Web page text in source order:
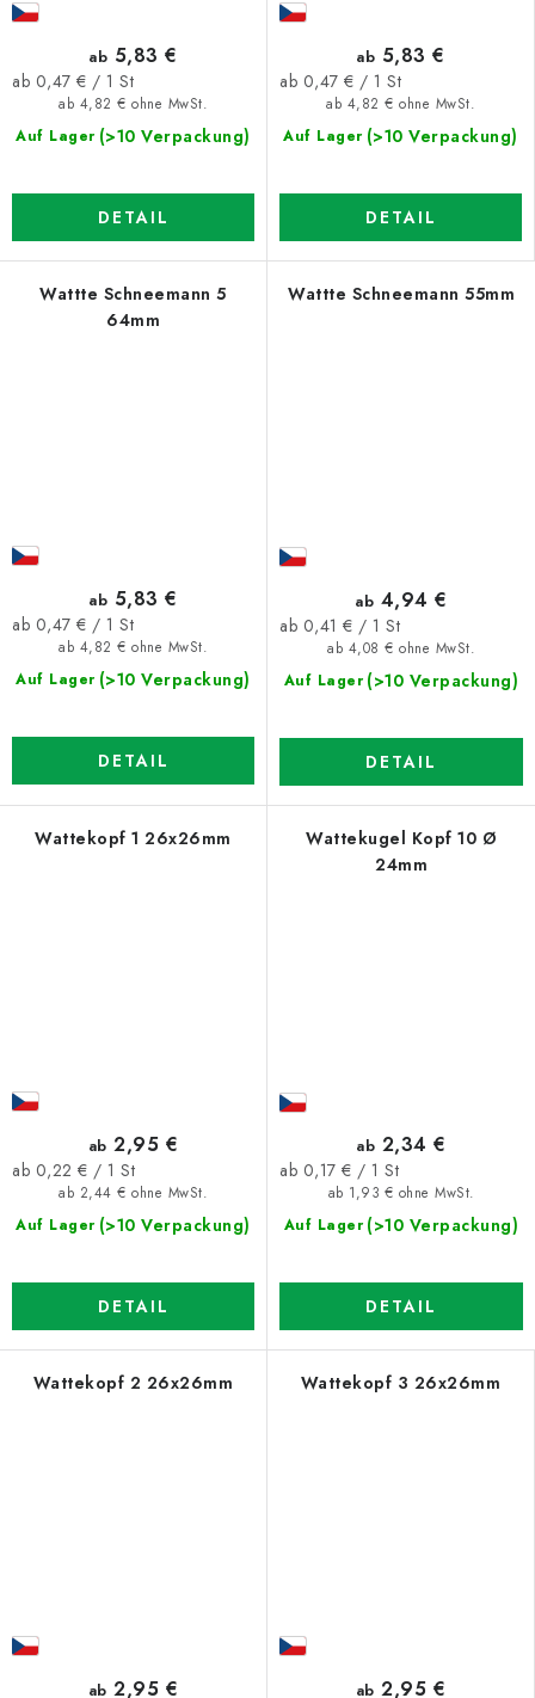
Auf Lager (>10 Verpackung)
ab 4,82 € ohne MwSt.
ab 5,83 €
Verkaufspreis:
ab 0,47 € / 1 St
DETAIL
Auf Lager (>10 Verpackung)
ab 4,82 € ohne MwSt.
ab 5,83 €
Verkaufspreis:
ab 0,47 € / 1 St
DETAIL
Wattte Schneemann 5
64mm
Auf Lager (>10 Verpackung)
ab 4,82 € ohne MwSt.
ab 5,83 €
Verkaufspreis:
ab 0,47 € / 1 St
DETAIL
Wattte Schneemann 55mm
Auf Lager (>10 Verpackung)
ab 4,08 € ohne MwSt.
ab 4,94 €
Verkaufspreis:
ab 0,41 € / 1 St
DETAIL
Wattekopf 1 26x26mm
Auf Lager (>10 Verpackung)
ab 2,44 € ohne MwSt.
ab 2,95 €
Verkaufspreis:
ab 0,22 € / 1 St
DETAIL
Wattekugel Kopf 10 Ø
24mm
Auf Lager (>10 Verpackung)
ab 1,93 € ohne MwSt.
ab 2,34 €
Verkaufspreis:
ab 0,17 € / 1 St
DETAIL
Wattekopf 2 26x26mm
ab 2,95 €
Wattekopf 3 26x26mm
ab 2,95 €